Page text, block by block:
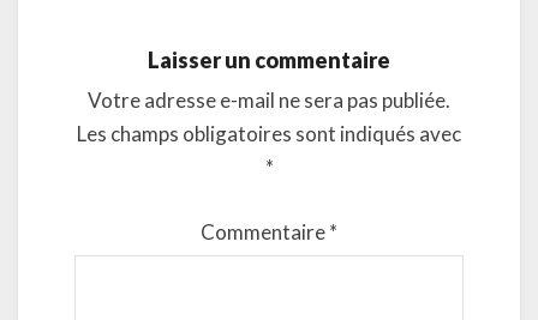
Laisser un commentaire
Votre adresse e-mail ne sera pas publiée.
Les champs obligatoires sont indiqués avec
*
Commentaire*